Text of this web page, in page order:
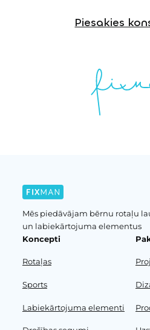
Piesakies
Mēs piedāvājam bērnu rotaļu
un labiekārtojuma elementus
Koncepti
Rotaļas
Sports
Labiekārtojuma elementi